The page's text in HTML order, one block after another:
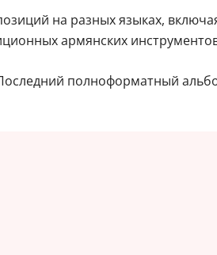
на разных языках,
армянских инструментов,
полноформатный